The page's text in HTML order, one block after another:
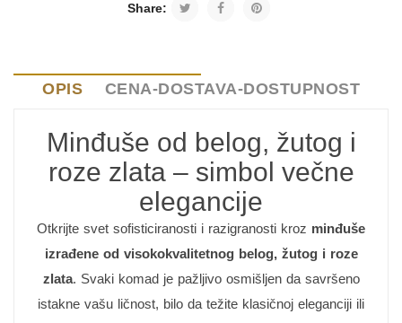
Share:
OPIS CENA-DOSTAVA-DOSTUPNOST
Minđuše od belog, žutog i
roze zlata – simbol večne
elegancije
Otkrijte svet sofisticiranosti i razigranosti kroz minđuše
izrađene od visokokvalitetnog belog, žutog i roze
zlata. Svaki komad je pažljivo osmišljen da savršeno
istakne vašu ličnost, bilo da težite klasičnoj eleganciji ili